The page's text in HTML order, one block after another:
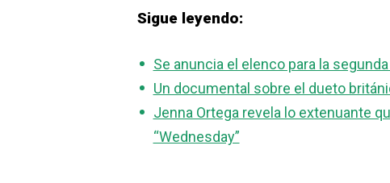
Sigue leyendo:
Se anuncia el elenco para la
Un documental sobre el dueto
Jenna Ortega revela lo extenuante
“Wednesday”